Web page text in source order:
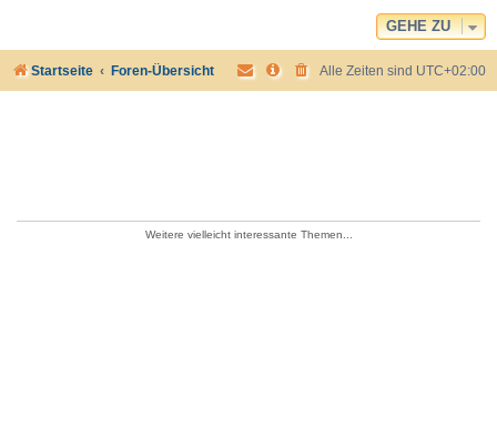
GEHE ZU
Startseite Foren-Übersicht Alle Zeiten sind UTC+02:00
Weitere vielleicht interessante Themen...